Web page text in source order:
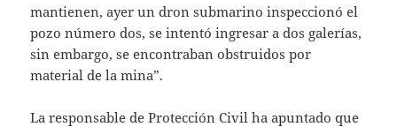
mantienen, ayer un dron submarino inspeccionó el
pozo número dos, se intentó ingresar a dos galerías,
sin embargo, se encontraban obstruidos por
material de la mina”.
La responsable de Protección Civil ha apuntado que